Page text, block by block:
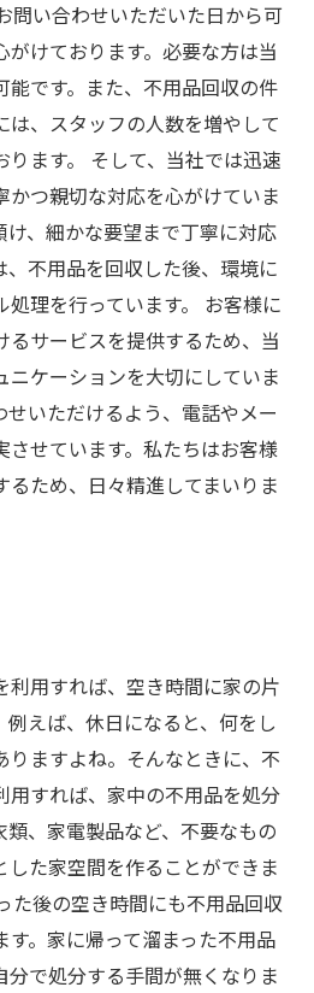
問い合わせいただいた日から可
けております。必要な方は当
能です。また、不用品回収の件
、スタッフの人数を増やして
ます。 そして、当社では迅速
かつ親切な対応を心がけていま
け、細かな要望まで丁寧に対応
、不用品を回収した後、環境に
理を行っています。 お客様に
るサービスを提供するため、当
ケーションを大切にしていま
いただけるよう、電話やメー
させています。私たちはお客様
るため、日々精進してまいりま
利用すれば、空き時間に家の片
えば、休日になると、何をし
りますよね。そんなときに、不
用すれば、家中の不用品を処分
、家電製品など、不要なもの
した家空間を作ることができま
た後の空き時間にも不用品回収
す。家に帰って溜まった不用品
分で処分する手間が無くなりま